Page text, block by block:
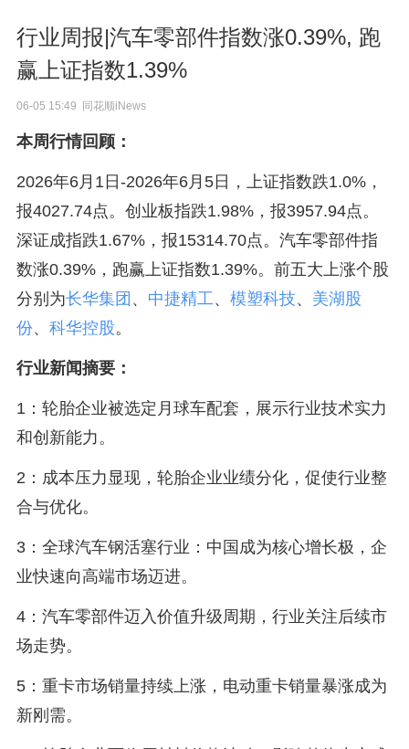
行业周报|汽车零部件指数涨0.39%, 跑
赢上证指数1.39%
06-05 15:49 同花顺iNews
本周行情回顾：
2026年6月1日-2026年6月5日，上证指数跌1.0%，
报4027.74点。创业板指跌1.98%，报3957.94点。
深证成指跌1.67%，报15314.70点。汽车零部件指
数涨0.39%，跑赢上证指数1.39%。前五大上涨个股
分别为长华集团 、 中捷精工、 模塑科技、 美湖股
份、 科华控股。
行业新闻摘要：
1：轮胎企业被选定月球车配套，展示行业技术实力
和创新能力。
2：成本压力显现，轮胎企业业绩分化，促使行业整
合与优化。
3：全球汽车钢活塞行业：中国成为核心增长极，企
业快速向高端市场迈进。
4：汽车零部件迈入价值升级周期，行业关注后续市
场走势。
5：重卡市场销量持续上涨，电动重卡销量暴涨成为
新刚需。